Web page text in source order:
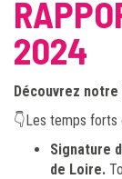
2024
Découvrez notre
👇Les temps forts
Signature
de Loire.